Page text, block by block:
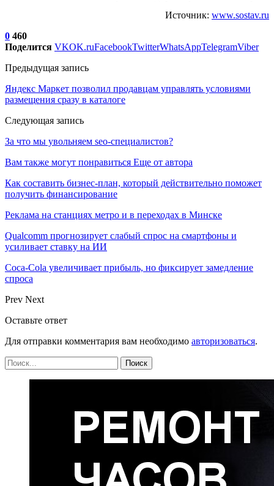
Источник: www.sostav.ru
0 460
Поделится VKOK.ruFacebookTwitterWhatsAppTelegramViber
Предыдущая запись
Яндекс Маркет позволил продавцам управлять условиями
размещения сразу в каталоге
Следующая запись
За что мы увольняем seo-специалистов?
Вам также могут понравиться Еще от автора
Как составить бизнес-план, который действительно поможет
получить финансирование
Реклама на станциях метро и в переходах в Минске
Qualcomm прогнозирует слабый спрос на смартфоны и
усиливает ставку на ИИ
Coca-Cola увеличивает прибыль, но фиксирует замедление
спроса
Prev Next
Оставьте ответ
Для отправки комментария вам необходимо авторизоваться.